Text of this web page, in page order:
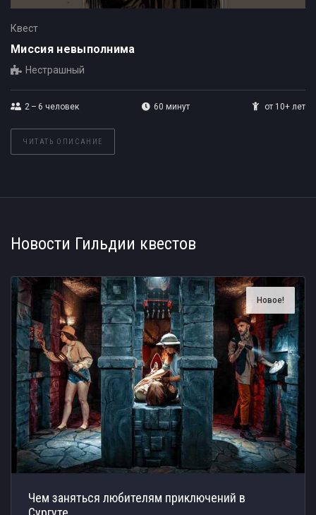
Квест
Миссия невыполнима
Нестрашный
2 – 6 человек 60 минут от 10+ лет
ЧИТАТЬ ОПИСАНИЕ
Новости Гильдии квестов
Новое!
Чем заняться любителям приключений в